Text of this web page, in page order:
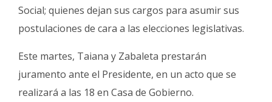
Social; quienes dejan sus cargos para asumir sus
postulaciones de cara a las elecciones legislativas.
Este martes, Taiana y Zabaleta prestarán
juramento ante el Presidente, en un acto que se
realizará a las 18 en Casa de Gobierno.